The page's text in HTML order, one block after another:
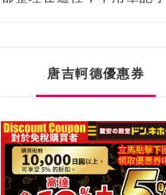
唐吉軻德優惠券